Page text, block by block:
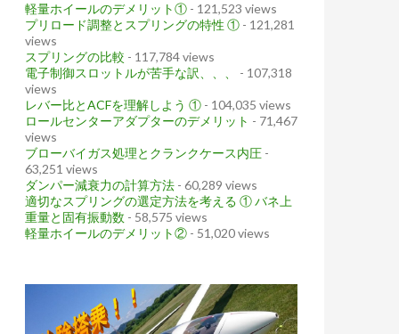
軽量ホイールのデメリット① - 121,523 views
プリロード調整とスプリングの特性 ① - 121,281
views
スプリングの比較 - 117,784 views
電子制御スロットルが苦手な訳、、、
- 107,318
views
レバー比とACFを理解しよう ① - 104,035 views
ロールセンターアダプターのデメリット - 71,467
views
ブローバイガス処理とクランクケース内圧 -
63,251 views
ダンパー減衰力の計算方法 - 60,289 views
適切なスプリングの選定方法を考える ① バネ上
重量と固有振動数 - 58,575 views
軽量ホイールのデメリット② - 51,020 views